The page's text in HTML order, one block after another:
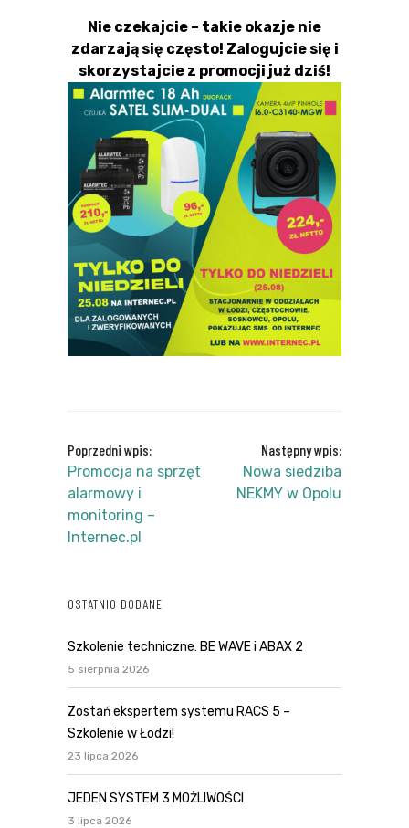
Nie czekajcie – takie okazje nie
zdarzają się często! Zalogujcie się i
skorzystajcie z promocji już dziś!
Poprzedni wpis:
Promocja na sprzęt
alarmowy i
monitoring –
Internec.pl
Następny wpis:
Nowa siedziba
NEKMY w Opolu
OSTATNIO DODANE
Szkolenie techniczne: BE WAVE i ABAX 2
5 sierpnia 2026
Zostań ekspertem systemu RACS 5 –
Szkolenie w Łodzi!
23 lipca 2026
JEDEN SYSTEM 3 MOŻLIWOŚCI
3 lipca 2026